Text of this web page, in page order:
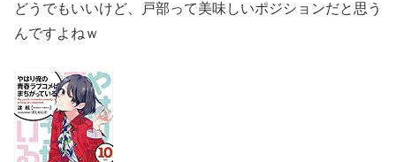
どうでもいいけど、戸部って美味しいポジションだと思う
んですよねｗ